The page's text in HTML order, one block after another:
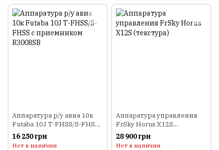
Аппаратура р/у авиа 10к
Futaba 10J T-FHSS/S-FHSS
с приемником R3008SB
16 250 грн
Нет в наличии
Аппаратура управления
FrSky Horus X12S
(текстура)
28 900 грн
Нет в наличии